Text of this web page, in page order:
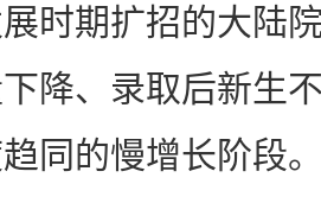
时期扩招的大陆
降、录取后新生
同的慢增长阶段